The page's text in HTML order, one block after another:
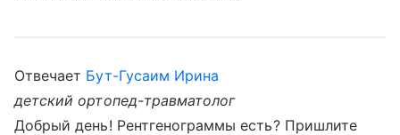
Отвечает Бут-Гусаим Ирина
детский ортопед-травматолог
Добрый день! Рентгенограммы есть? Пришлите